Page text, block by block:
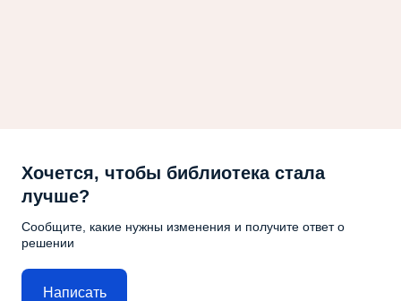
Хочется, чтобы библиотека стала
лучше?
Сообщите, какие нужны изменения и получите ответ о
решении
Написать